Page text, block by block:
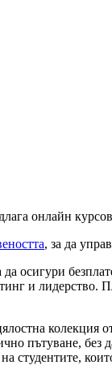
онлайн
, за да
осигури
и лидерство.
колекция
пътуване,
студентите,